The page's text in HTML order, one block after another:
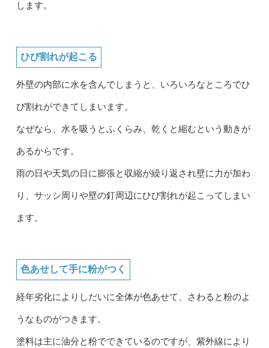
します。
ひび割れが起こる
外壁の内部に水を含んでしまうと、いろいろなところでひ
び割れができてしまいます。
なぜなら、水を吸うとふくらみ、乾くと縮むという動きが
あるからです。
雨の日や天気の日に膨張と収縮が繰り返され壁に力が加わ
り、サッシ周りや壁の釘周辺にひび割れが起こってしまい
ます。
色あせして手に粉がつく
経年劣化によりしだいに全体が色あせて、さわると粉のよ
うなものがつきます。
塗料は主に油分と粉でできているのですが、紫外線により